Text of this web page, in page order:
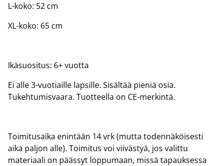
L-koko: 52 cm
XL-koko: 65 cm
Ikäsuositus: 6+ vuotta
Ei alle 3-vuotiaille lapsille. Sisältää pieniä osia.
Tukehtumisvaara. Tuotteella on CE-merkintä.
Toimitusaika enintään 14 vrk (mutta todennäköisesti
aika paljon alle). Toimitus voi viivästyä, jos valittu
materiaali on päässyt loppumaan, missä tapauksessa